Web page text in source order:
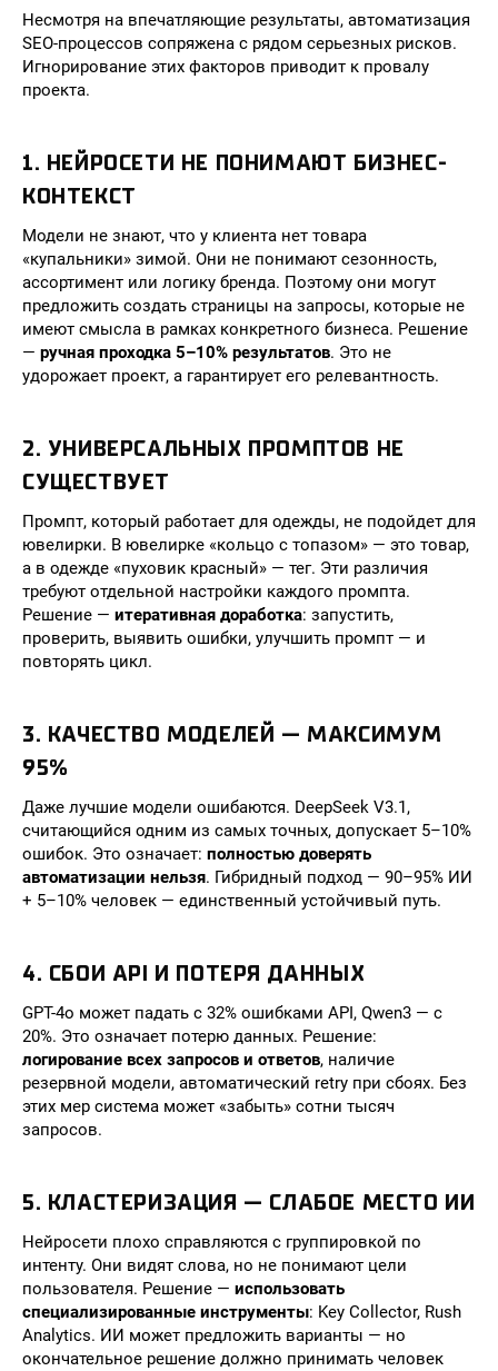
Несмотря на впечатляющие результаты, автоматизация
SEO-процессов сопряжена с рядом серьезных рисков.
Игнорирование этих факторов приводит к провалу
проекта.
1. НЕЙРОСЕТИ НЕ ПОНИМАЮТ БИЗНЕС-
КОНТЕКСТ
Модели не знают, что у клиента нет товара
«купальники» зимой. Они не понимают сезонность,
ассортимент или логику бренда. Поэтому они могут
предложить создать страницы на запросы, которые не
имеют смысла в рамках конкретного бизнеса. Решение
— ручная проходка 5–10% результатов. Это не
удорожает проект, а гарантирует его релевантность.
2. УНИВЕРСАЛЬНЫХ ПРОМПТОВ НЕ
СУЩЕСТВУЕТ
Промпт, который работает для одежды, не подойдет для
ювелирки. В ювелирке «кольцо с топазом» — это товар,
а в одежде «пуховик красный» — тег. Эти различия
требуют отдельной настройки каждого промпта.
Решение — итеративная доработка: запустить,
проверить, выявить ошибки, улучшить промпт — и
повторять цикл.
3. КАЧЕСТВО МОДЕЛЕЙ — МАКСИМУМ
95%
Даже лучшие модели ошибаются. DeepSeek V3.1,
считающийся одним из самых точных, допускает 5–10%
ошибок. Это означает: полностью доверять
автоматизации нельзя. Гибридный подход — 90–95% ИИ
+ 5–10% человек — единственный устойчивый путь.
4. СБОИ API И ПОТЕРЯ ДАННЫХ
GPT-4o может падать с 32% ошибками API, Qwen3 — с
20%. Это означает потерю данных. Решение:
логирование всех запросов и ответов, наличие
резервной модели, автоматический retry при сбоях. Без
этих мер система может «забыть» сотни тысяч
запросов.
5. КЛАСТЕРИЗАЦИЯ — СЛАБОЕ МЕСТО ИИ
Нейросети плохо справляются с группировкой по
интенту. Они видят слова, но не понимают цели
пользователя. Решение — использовать
специализированные инструменты: Key Collector, Rush
Analytics. ИИ может предложить варианты — но
окончательное решение должно принимать человек